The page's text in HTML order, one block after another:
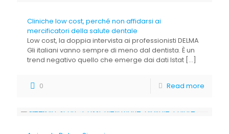
Cliniche low cost, perché non affidarsi ai
mercificatori della salute dentale
Low cost, la doppia intervista ai professionisti DELMA
Gli italiani vanno sempre di meno dal dentista. È un
trend negativo quello che emerge dai dati Istat […]
0 Read more